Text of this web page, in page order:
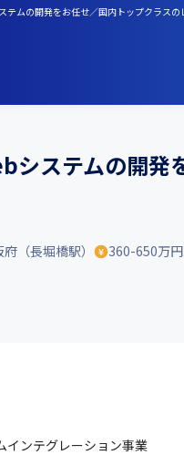
テムの開発をお任せ／国内トップクラス
システムの開
（長堀橋駅） 360-650万円
ンテグレーション事業